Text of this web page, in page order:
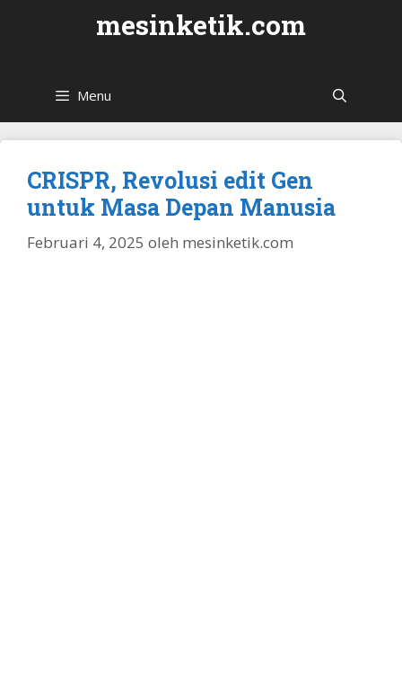
mesinketik.com
Menu
CRISPR, Revolusi edit Gen
untuk Masa Depan Manusia
Februari 4, 2025 oleh mesinketik.com